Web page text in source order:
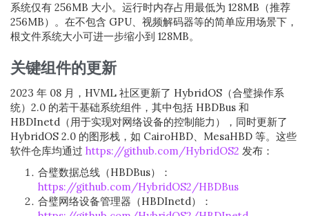
系统仅有 256MB 大小。运行时内存占用最低为 128MB（推荐
256MB）。在不包含 GPU、视频解码器等的简单应用场景下，
根文件系统大小可进一步缩小到 128MB。
关键组件的更新
2023 年 08 月，HVML 社区更新了 HybridOS（合璧操作系
统）2.0 的若干基础系统组件，其中包括 HBDBus 和
HBDInetd（用于实现对网络设备的控制能力），同时更新了
HybridOS 2.0 的图形栈，如 CairoHBD、MesaHBD 等。这些
软件仓库均通过 https://github.com/HybridOS2 发布：
合璧数据总线（HBDBus）：
https://github.com/HybridOS2/HBDBus
合璧网络设备管理器（HBDInetd）：